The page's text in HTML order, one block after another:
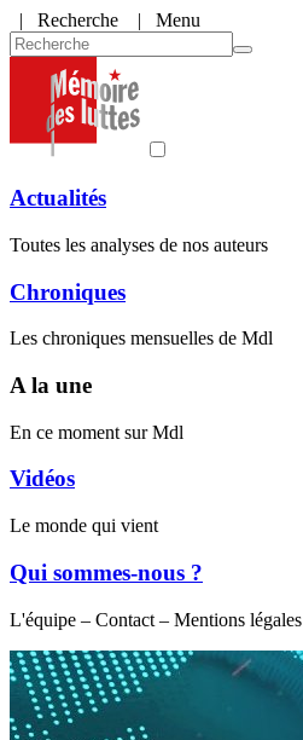
| Recherche | Menu
Actualités
Toutes les analyses de nos auteurs
Chroniques
Les chroniques mensuelles de Mdl
A la une
En ce moment sur Mdl
Vidéos
Le monde qui vient
Qui sommes-nous ?
L'équipe – Contact – Mentions légales